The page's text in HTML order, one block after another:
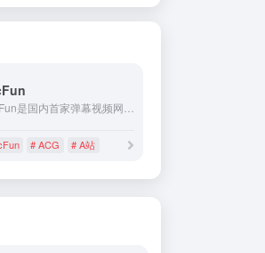
# ACG # A站